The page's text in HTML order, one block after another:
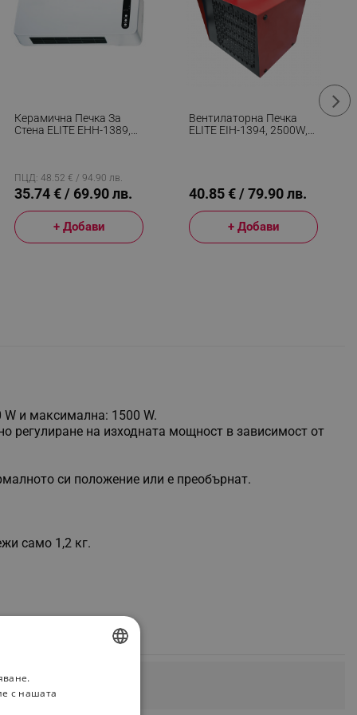
Керамична Печка За
Стена ELITE EHH-1389,
ПЦД: 48.52 € / 94.90 лв.
35.74 € / 69.90 лв.
+ Добави
Вентилаторна Печка
ELITE EIH-1394, 2500W,
40.85 € / 79.90 лв.
+ Добави
и максимална: 1500 W.
регулиране на изходната мощност в зависимост от
си положение или е преобърнат.
само 1,2 кг.
с нашата